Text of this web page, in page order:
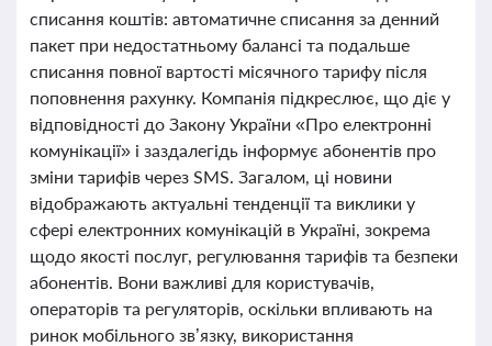
списання коштів: автоматичне списання за денний
пакет при недостатньому балансі та подальше
списання повної вартості місячного тарифу після
поповнення рахунку. Компанія підкреслює, що діє у
відповідності до Закону України «Про електронні
комунікації» і заздалегідь інформує абонентів про
зміни тарифів через SMS. Загалом, ці новини
відображають актуальні тенденції та виклики у
сфері електронних комунікацій в Україні, зокрема
щодо якості послуг, регулювання тарифів та безпеки
абонентів. Вони важливі для користувачів,
операторів та регуляторів, оскільки впливають на
ринок мобільного зв’язку, використання